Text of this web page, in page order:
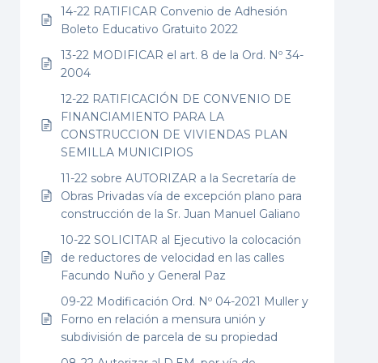
14-22 RATIFICAR Convenio de Adhesión
Boleto Educativo Gratuito 2022
13-22 MODIFICAR el art. 8 de la Ord. Nº 34-
2004
12-22 RATIFICACIÓN DE CONVENIO DE
FINANCIAMIENTO PARA LA
CONSTRUCCION DE VIVIENDAS PLAN
SEMILLA MUNICIPIOS
11-22 sobre AUTORIZAR a la Secretaría de
Obras Privadas vía de excepción plano para
construcción de la Sr. Juan Manuel Galiano
10-22 SOLICITAR al Ejecutivo la colocación
de reductores de velocidad en las calles
Facundo Nuño y General Paz
09-22 Modificación Ord. Nº 04-2021 Muller y
Forno en relación a mensura unión y
subdivisión de parcela de su propiedad